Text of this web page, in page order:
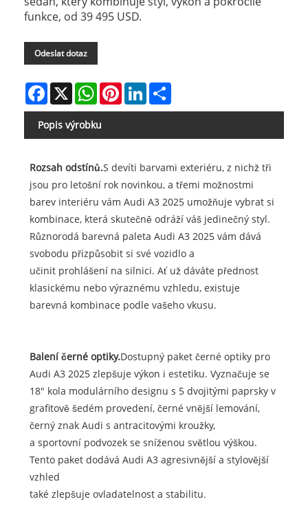
funkce, od 39 495 USD.
Odeslat dotaz
Facebook
X WhatsAppPinterestLinkedIn
Popis výrobku
Rozsah odstínů.S devíti barvami exteriéru, z nichž tři
jsou pro letošní rok novinkou, a třemi možnostmi
barev interiéru vám Audi A3 2025 umožňuje vybrat si
kombinace, která skutečně odráží váš jedinečný styl.
Různorodá barevná paleta Audi A3 2025 vám dává
svobodu přizpůsobit si své vozidlo a
učinit prohlášení na silnici. Ať už dáváte přednost
klasickému nebo výraznému vzhledu, existuje
barevná kombinace podle vašeho vkusu.
Balení černé optiky.Dostupný paket černé optiky pro
Audi A3 2025 zlepšuje výkon i estetiku. Vyznačuje se
18" kola modulárního designu s 5 dvojitými paprsky v
grafitově šedém provedení, černé vnější lemování,
černý znak Audi s antracitovými kroužky,
a sportovní podvozek se sníženou světlou výškou.
Tento paket dodává Audi A3 agresivnější a stylovější
vzhled
také zlepšuje ovladatelnost a stabilitu.